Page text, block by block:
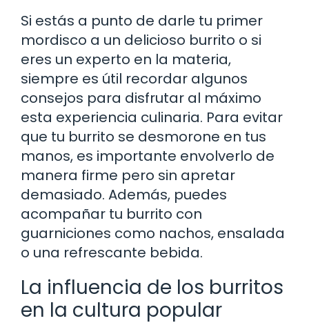
Si estás a punto de darle tu primer
mordisco a un delicioso burrito o si
eres un experto en la materia,
siempre es útil recordar algunos
consejos para disfrutar al máximo
esta experiencia culinaria. Para evitar
que tu burrito se desmorone en tus
manos, es importante envolverlo de
manera firme pero sin apretar
demasiado. Además, puedes
acompañar tu burrito con
guarniciones como nachos, ensalada
o una refrescante bebida.
La influencia de los burritos
en la cultura popular